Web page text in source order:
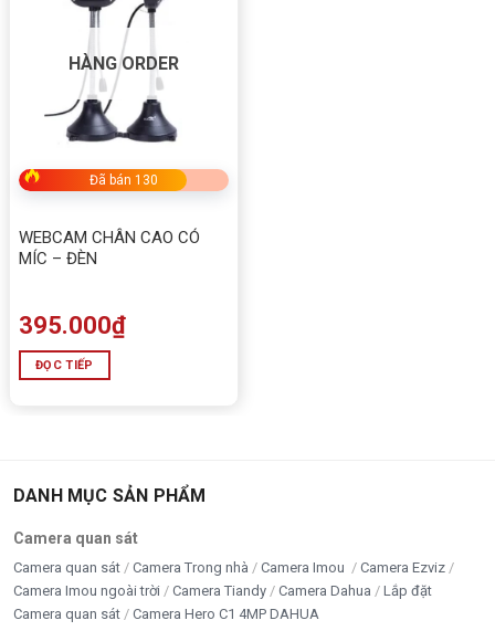
HÀNG ORDER
Đã bán 130
WEBCAM CHÂN CAO CÓ
MÍC – ĐÈN
395.000₫
ĐỌC TIẾP
DANH MỤC SẢN PHẨM
Camera quan sát
Camera quan sát Camera Trong nhà Camera Imou
Camera Ezviz
Camera Imou ngoài trời
Camera Tiandy Camera Dahua
Lắp đặt
Camera quan sát
Camera Hero C1 4MP DAHUA